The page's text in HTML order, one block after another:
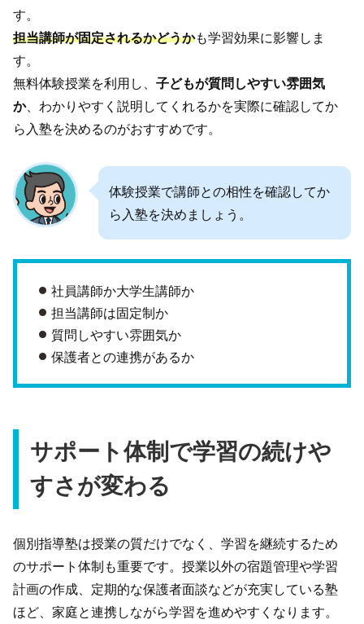
す。
担当講師が固定されるかどうかも学習効果に影響しま
す。
無料体験授業を利用し、子どもが質問しやすい雰囲気
か、わかりやすく説明してくれるかを実際に確認してか
ら入塾を決めるのがおすすめです。
体験授業で講師との相性を確認してか
ら入塾を決めましょう。
社員講師か大学生講師か
担当講師は固定制か
質問しやすい雰囲気か
保護者との連携があるか
サポート体制で学習の続けや
すさが変わる
個別指導塾は授業の質だけでなく、学習を継続するため
のサポート体制も重要です。授業以外の宿題管理や学習
計画の作成、定期的な保護者面談などが充実している塾
ほど、家庭と連携しながら学習を進めやすくなります。